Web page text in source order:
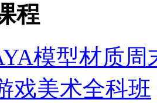
程
模型材质周
戏美术全科班